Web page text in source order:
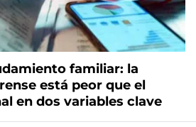
familiar: la
está peor que el
en dos variables clave